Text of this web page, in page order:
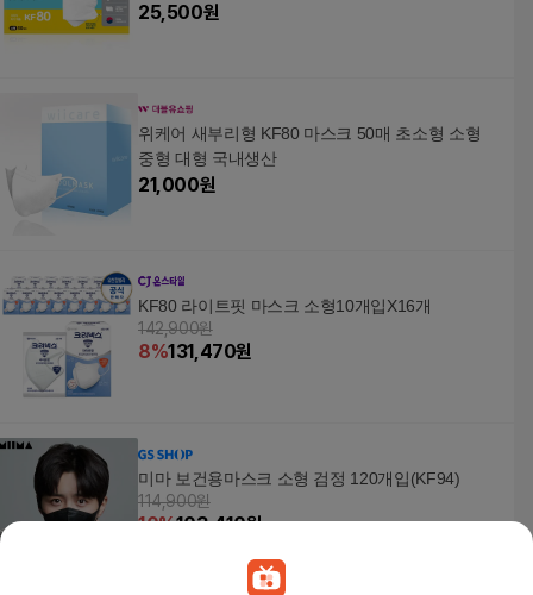
25,500원
위케어 새부리형 KF80 마스크 50매 초소형 소형
중형 대형 국내생산
21,000원
KF80 라이트핏 마스크 소형10개입X16개
142,900원
8%131,470원
미마 보건용마스크 소형 검정 120개입(KF94)
114,900원
10%103,410원